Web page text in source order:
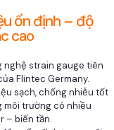
ổn định – độ
cao
nghệ strain gauge tiên
Flintec Germany.
sạch, chống nhiễu tốt
môi trường có nhiều
– biến tần.